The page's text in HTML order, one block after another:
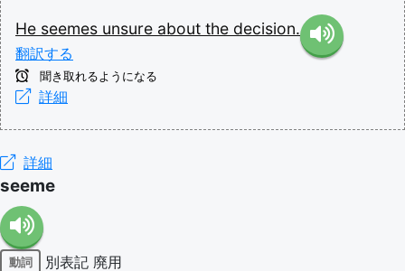
He seemes unsure about the decision.
翻訳する
聞き取れるようになる
詳細
詳細
seeme
動詞 別表記 廃用